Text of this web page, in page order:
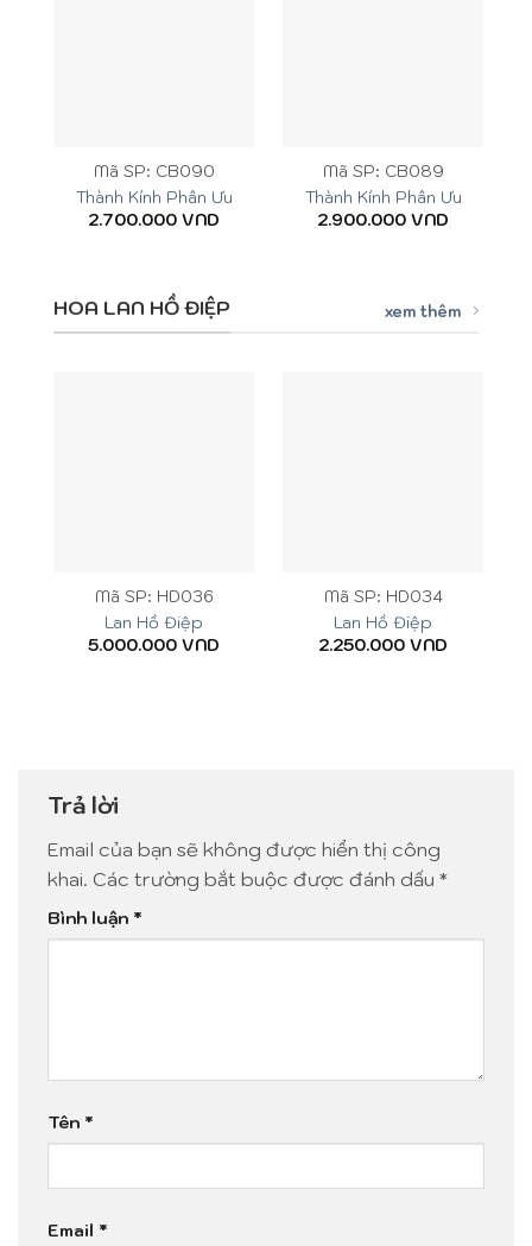
Mã SP: CB090
Thành Kính Phân Ưu
2.700.000 VND
Mã SP: CB089
Thành Kính Phân Ưu
2.900.000 VND
HOA LAN HỒ ĐIỆP xem thêm
Mã SP: HD036
Lan Hồ Điệp
5.000.000 VND
Mã SP: HD034
Lan Hồ Điệp
2.250.000 VND
Trả lời
Email của bạn sẽ không được hiển thị công
khai. Các trường bắt buộc được đánh dấu *
Bình luận *
Tên *
Email *